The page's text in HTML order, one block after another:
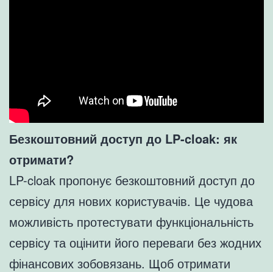
Безкоштовний доступ до LP-cloak: як
отримати?
LP-cloak пропонує безкоштовний доступ до
сервісу для нових користувачів. Це чудова
можливість протестувати функціональність
сервісу та оцінити його переваги без жодних
фінансових зобовязань. Щоб отримати